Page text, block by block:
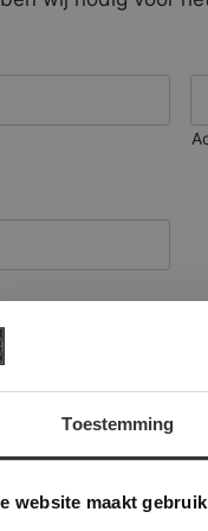
Toestemming
website maaktDeze
onze